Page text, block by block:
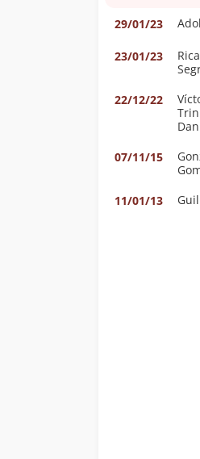
29/01/23
23/01/23
22/12/22
07/11/15
11/01/13